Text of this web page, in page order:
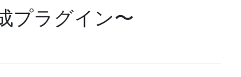
プラグイン〜